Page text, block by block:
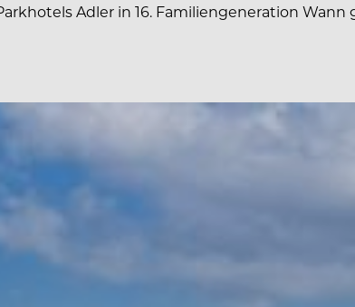
Adler in 16. Familiengeneration